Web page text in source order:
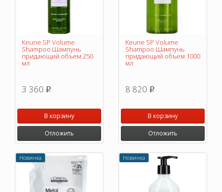
Keune SP Volume
Shampoo Шампунь
придающий объем 250
мл
3 360 p
В корзину
Отложить
Keune SP Volume
Shampoo Шампунь
придающий объем 1000
мл
8 820 p
В корзину
Отложить
Новинка Новинка